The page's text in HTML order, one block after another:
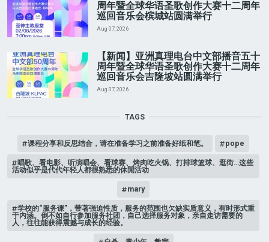
周年暨全球华语圣歌创作大赛十二周年
巡回音乐会槟城站圆满举行
Aug 07, 2026
【新闻】亚洲真理电台中文部播音五十
周年暨全球华语圣歌创作大赛十二周年
巡回音乐会吉隆坡站圆满举行
Aug 07, 2026
TAGS
课程分享和反思结合，请在准备学习之前准备好纸和笔。 pope
唱歌、看电影、听演唱会、看球赛、烤肉吃火锅、打排球篮球、逛街…这些
活动似乎是代代年轻人都很熟悉的休閒活动
mary
学校的“服务课”，带著强迫性质，服务的范围也欠缺实质意义，有时形式重
于内涵。倒不如自行参加服务社团，自己选择服务对象，亲自走访需要的
人，往往能获得震撼与成长的经验。